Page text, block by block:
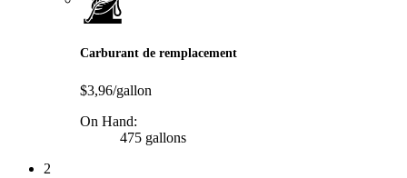
Carburant de remplacement
$3,96/gallon
On Hand:
475 gallons
2